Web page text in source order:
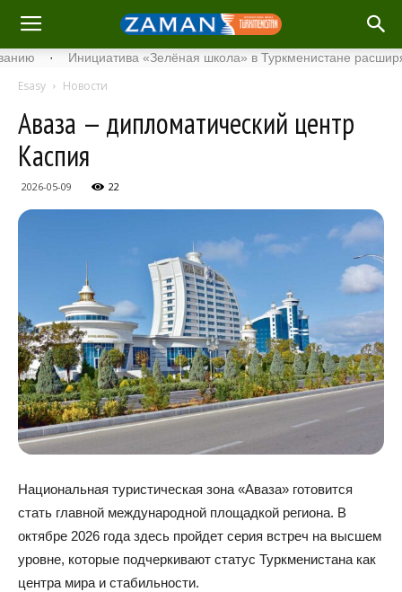
· Инициатива «Зелёная школа» в Туркменистане расширяет
Esasy Новости
Аваза — дипломатический центр
Каспия
2026-05-09 22
Национальная туристическая зона «Аваза» готовится
стать главной международной площадкой региона. В
октябре 2026 года здесь пройдет серия встреч на высшем
уровне, которые подчеркивают статус Туркменистана как
центра мира и стабильности.